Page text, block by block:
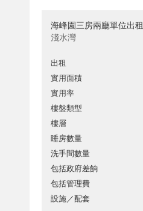
海峰園三房兩廳單位出租
淺水灣
出租
實用面積
實用率
樓盤類型
樓層
睡房數量
洗手間數量
包括政府差餉
包括管理費
設施／配套